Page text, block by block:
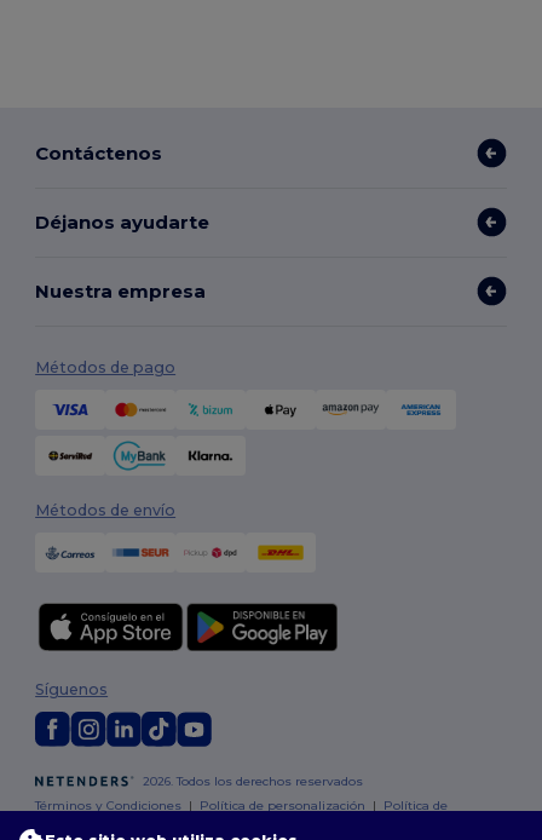
Contáctenos
Déjanos ayudarte
Nuestra empresa
Métodos de pago
Métodos de envío
2026. Todos los derechos reservados
Términos y Condiciones | Política de personalización | Política de
Síguenos